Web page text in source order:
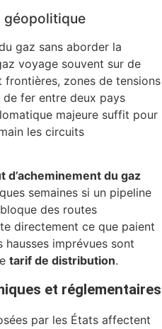
géopolitique
gaz sans aborder la
voyage souvent sur de
frontières, zones de tensions
fer entre deux pays
majeure suffit pour
les circuits
d’acheminement du gaz
semaines si un pipeline
des routes
directement ce que paient
imprévues sont
tarif de distribution.
et réglementaires
par les États affectent